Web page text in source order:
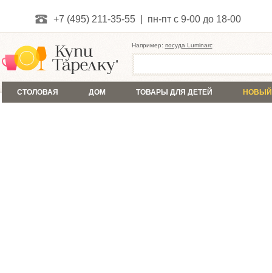
+7 (495) 211-35-55 | пн-пт с 9-00 до 18-00
Например: посуда Luminarc
СТОЛОВАЯ ДОМ ТОВАРЫ ДЛЯ ДЕТЕЙ НОВЫЙ